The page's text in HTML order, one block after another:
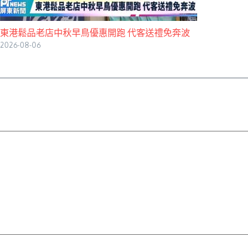
東港鬆品老店中秋早鳥優惠開跑 代客送禮免奔波
2026-08-06